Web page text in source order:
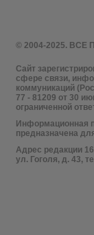
© 2004-2025.
Сайт
сфере связи,
коммуникаций
77 - 81209 от 30
ограниченной
Информационная
предназначена
Адрес редакции
ул. Гоголя, д. 43,